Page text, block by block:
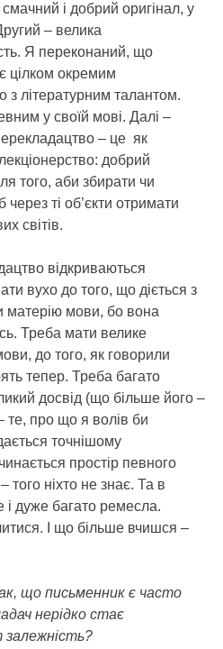
і добрий оригінал, у
– велика
Я переконаний, що
цілком окремим
з літературним талантом.
у своїй мові. Далі –
– це як
добрий
того, аби збирати чи
ті об’єкти отримати
світів.
відкриваються
вухо до того, що діється з
матерію мови, бо вона
Треба мати велике
до того, як говорили
тепер. Треба багато
досвід (що більше його –
про що я волів би
точнішому
простір певного
того ніхто не знає. Та в
і дуже багато ремесла.
І що більше вчишся –
що письменник є часто
нерідко стає